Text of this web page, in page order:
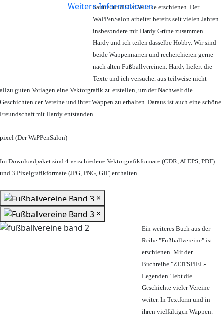
Weitere Informationen
Sautter und Olaf Wuttke erschienen. Der
WaPPenSalon arbeitet bereits seit vielen Jahren
insbesondere mit Hardy Grüne zusammen.
Hardy und ich teilen dasselbe Hobby. Wir sind
beide Wappennarren und recherchieren gerne
nach alten Fußballvereinen. Hardy liefert die
Texte und ich versuche, aus teilweise nicht
allzu guten Vorlagen eine Vektorgrafik zu erstellen, um der Nachwelt die
Geschichten der Vereine und ihrer Wappen zu erhalten. Daraus ist auch eine schöne
Freundschaft mit Hardy entstanden.
pixel (Der WaPPenSalon)
Im Downloadpaket sind 4 verschiedene Vektorgrafikformate (CDR, AI EPS, PDF)
und 3 Pixelgrafikformate (JPG, PNG, GIF) enthalten.
×
×
Ein weiteres Buch aus der
Reihe "Fußballvereine" ist
erschienen. Mit der
Buchreihe "ZEITSPIEL-
Legenden" lebt die
Geschichte vieler Vereine
weiter. In Textform und in
ihren vielfältigen Wappen.